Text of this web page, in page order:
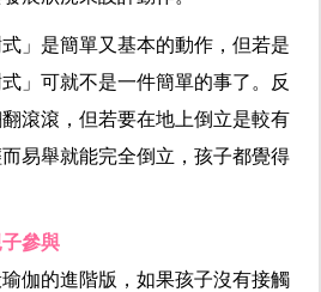
」是簡單又基本的動作，但若是
」可就不是一件簡單的事了。反
滾滾，但若要在地上倒立是較有
易舉就能完全倒立，孩子都覺得
參與
伽的進階版，如果孩子沒有接觸